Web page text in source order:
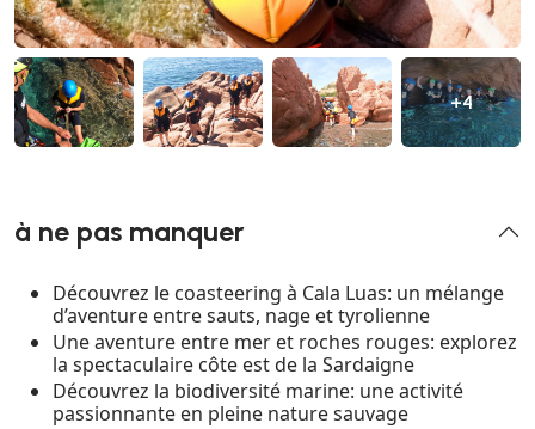
+4
à ne pas manquer
Découvrez le coasteering à Cala Luas: un mélange
d’aventure entre sauts, nage et tyrolienne
Une aventure entre mer et roches rouges: explorez
la spectaculaire côte est de la Sardaigne
Découvrez la biodiversité marine: une activité
passionnante en pleine nature sauvage